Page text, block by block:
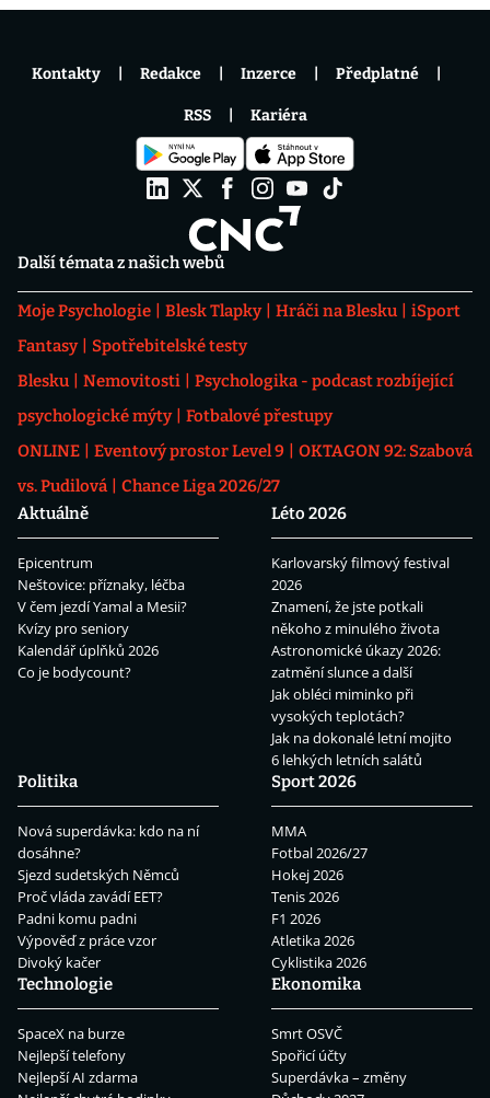
Další témata z našich webů
Moje Psychologie Blesk Tlapky Hráči na Blesku
iSport
Fantasy
Spotřebitelské testy
Blesku
Nemovitosti
Psychologika - podcast rozbíjející
psychologické mýty
Fotbalové přestupy
ONLINE
Eventový prostor Level 9
OKTAGON 92: Szabová
vs. Pudilová
Chance Liga 2026/27
Aktuálně
Epicentrum
Neštovice: příznaky, léčba
V čem jezdí Yamal a Mesii?
Kvízy pro seniory
Kalendář úplňků 2026
Co je bodycount?
Léto 2026
Karlovarský filmový festival
2026
Znamení, že jste potkali
někoho z minulého života
Astronomické úkazy 2026:
zatmění slunce a další
Jak obléci miminko při
vysokých teplotách?
Jak na dokonalé letní mojito
6 lehkých letních salátů
Politika
Nová superdávka: kdo na ní
dosáhne?
Sjezd sudetských Němců
Proč vláda zavádí EET?
Padni komu padni
Výpověď z práce vzor
Divoký kačer
Sport 2026
MMA
Fotbal 2026/27
Hokej 2026
Tenis 2026
F1 2026
Atletika 2026
Cyklistika 2026
Technologie
SpaceX na burze
Nejlepší telefony
Nejlepší AI zdarma
Ekonomika
Smrt OSVČ
Spořicí účty
Superdávka – změny
Kontakty Redakce Inzerce Předplatné
RSS Kariéra